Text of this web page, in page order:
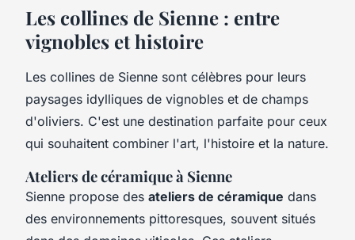
Les collines de Sienne : entre
vignobles et histoire
Les collines de Sienne sont célèbres pour leurs
paysages idylliques de vignobles et de champs
d'oliviers. C'est une destination parfaite pour ceux
qui souhaitent combiner l'art, l'histoire et la nature.
Ateliers de céramique à Sienne
Sienne propose des ateliers de céramique dans
des environnements pittoresques, souvent situés